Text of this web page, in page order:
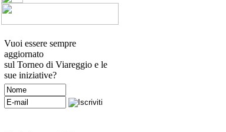
Vuoi essere sempre
aggiornato
sul Torneo di Viareggio e le
sue iniziative?